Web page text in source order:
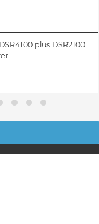
plus DSR2100